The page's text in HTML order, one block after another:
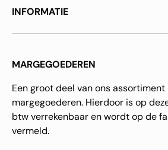
INFORMATIE
MARGEGOEDEREN
Een groot deel van ons
margegoederen. Hierdoor is op
btw verrekenbaar en wordt op de
vermeld.